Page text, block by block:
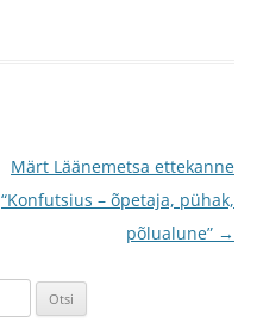
Märt Läänemetsa ettekanne
“Konfutsius – õpetaja, pühak,
põlualune” →